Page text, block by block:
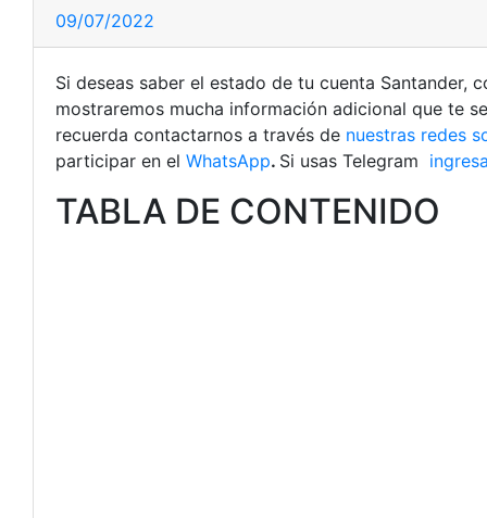
09/07/2022
Si deseas saber el estado de tu cuenta Santander,
mostraremos mucha información adicional que te
recuerda contactarnos a través de nuestras redes
participar en el WhatsApp. Si usas Telegram
TABLA DE CONTENIDO